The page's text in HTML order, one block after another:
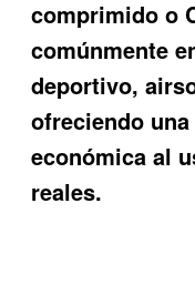
comprimido o
comúnmente
deportivo,
ofreciendo
económica al
reales.